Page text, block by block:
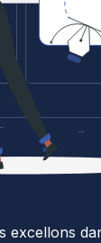
excellons